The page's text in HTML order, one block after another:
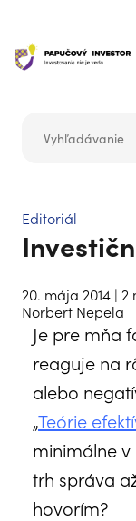
Editoriál
20. mája 2014 | 2
Norbert Nepela
Je pre mňa
reaguje na
alebo
„Teórie
minimálne
trh správa
hovorím?